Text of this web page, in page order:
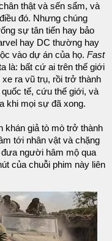
thật và sến sẩm, và
đó. Nhưng chúng
sự tân tiến hay bảo
hay DC thường hay
vào dự án của họ. Fast
là: bất cứ ai trên thế giới
ra vũ trụ, rồi trở thành
tế, cứu thế giới, và
khi mọi sự đã xong.
khán giả tò mò trở thành
tới nhân vật và chặng
người hâm mộ qua
của chuỗi phim này liên